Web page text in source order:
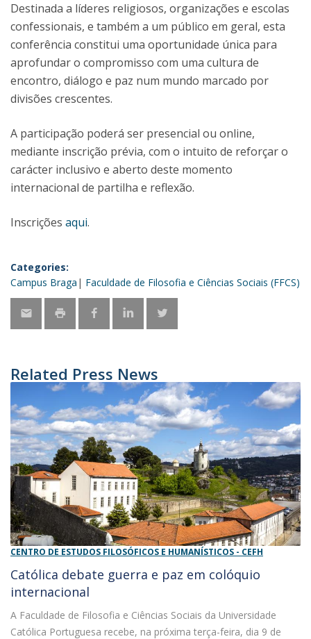
Destinada a líderes religiosos, organizações e escolas
confessionais, e também a um público em geral, esta
conferência constitui uma oportunidade única para
aprofundar o compromisso com uma cultura de
encontro, diálogo e paz num mundo marcado por
divisões crescentes.
A participação poderá ser presencial ou online,
mediante inscrição prévia, com o intuito de reforçar o
carácter inclusivo e aberto deste momento
internacional de partilha e reflexão.
Inscrições aqui.
Categories:
Campus Braga
Faculdade de Filosofia e Ciências Sociais (FFCS)
Related Press News
CENTRO DE ESTUDOS FILOSÓFICOS E HUMANÍSTICOS - CEFH
Católica debate guerra e paz em colóquio
internacional
A Faculdade de Filosofia e Ciências Sociais da Universidade
Católica Portuguesa recebe, na próxima terça-feira, dia 9 de